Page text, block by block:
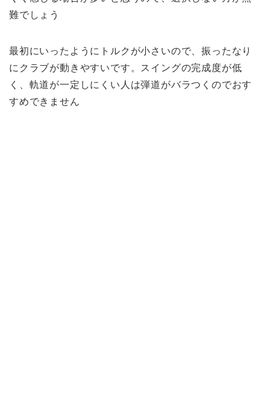
難でしょう
最初にいったようにトルクが小さいので、振ったなり
にクラブが動きやすいです。スイングの完成度が低
く、軌道が一定しにくい人は弾道がバラつくのでおす
すめできません